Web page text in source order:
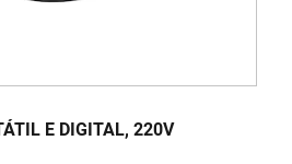
E DIGITAL, 220V